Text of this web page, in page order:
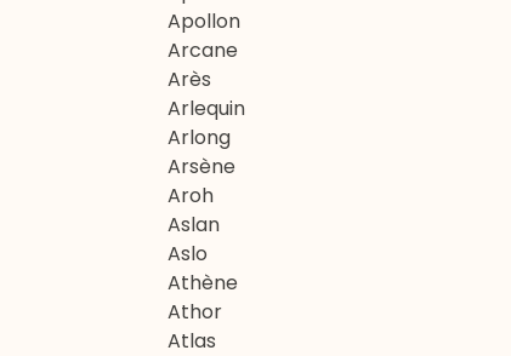
Apollon
Arcane
Arès
Arlequin
Arlong
Arsène
Aroh
Aslan
Aslo
Athène
Athor
Atlas